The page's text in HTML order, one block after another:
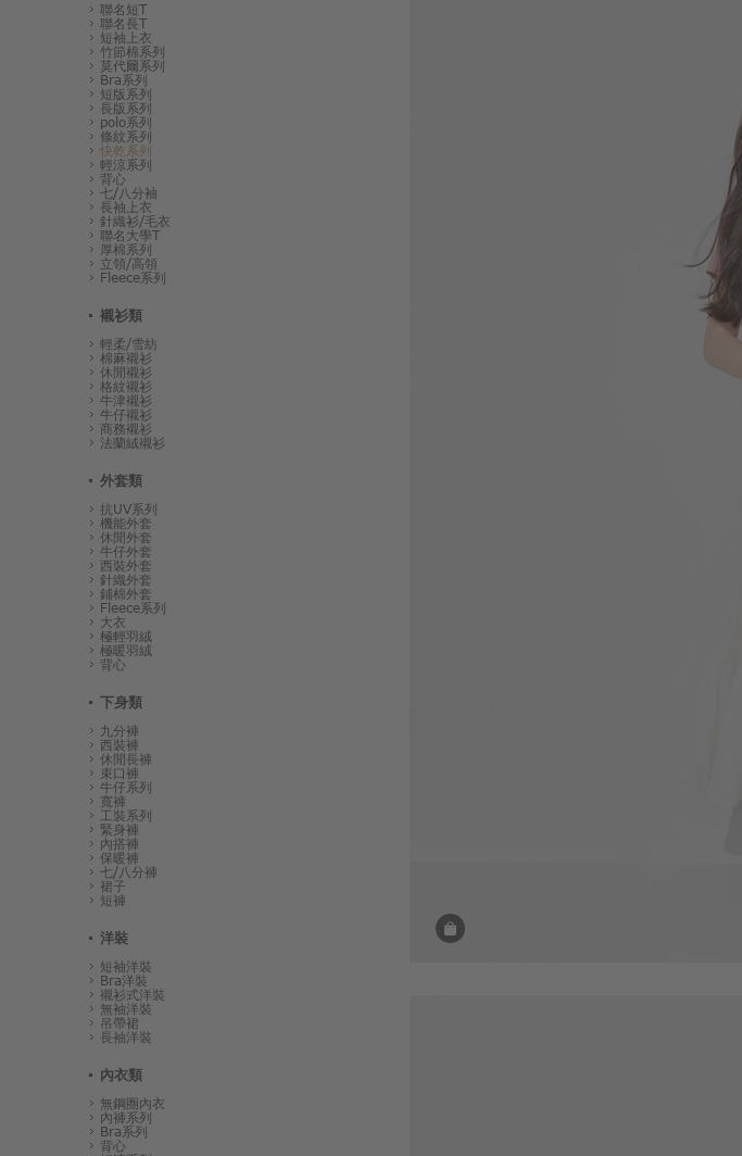
聯名短T
聯名長T
短袖上衣
竹節棉系列
莫代爾系列
Bra系列
短版系列
長版系列
polo系列
條紋系列
快乾系列
輕涼系列
背心
七/八分袖
長袖上衣
針織衫/毛衣
聯名大學T
厚棉系列
立領/高領
Fleece系列
襯衫類
輕柔/雪紡
棉麻襯衫
休閒襯衫
格紋襯衫
牛津襯衫
牛仔襯衫
商務襯衫
法蘭絨襯衫
外套類
抗UV系列
機能外套
休閒外套
牛仔外套
西裝外套
針織外套
鋪棉外套
Fleece系列
大衣
極輕羽絨
極暖羽絨
背心
下身類
九分褲
西裝褲
休閒長褲
束口褲
牛仔系列
寬褲
工裝系列
緊身褲
內搭褲
保暖褲
七/八分褲
裙子
短褲
洋裝
短袖洋裝
Bra洋裝
襯衫式洋裝
無袖洋裝
吊帶裙
長袖洋裝
內衣類
無鋼圈內衣
內褲系列
Bra系列
背心